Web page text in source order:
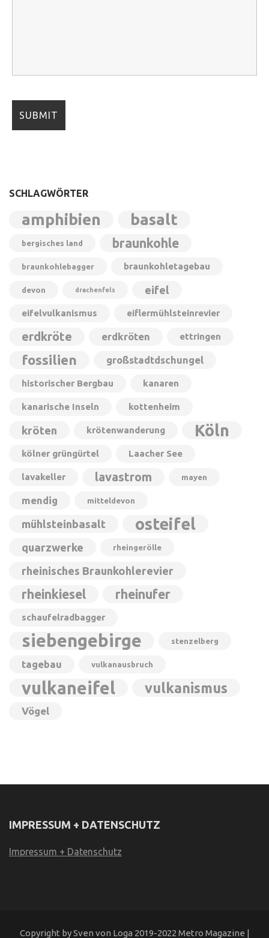
SCHLAGWÖRTER
amphibien basalt
bergisches land braunkohle
braunkohlebagger braunkohletagebau
devon drachenfels eifel
eifelvulkanismus eiflermühlsteinrevier
erdkröte erdkröten ettringen
fossilien großstadtdschungel
historischer Bergbau kanaren
kanarische Inseln kottenheim
kröten krötenwanderung Köln
kölner grüngürtel Laacher See
lavakeller lavastrom mayen
mendig mitteldevon
mühlsteinbasalt osteifel
quarzwerke rheingerölle
rheinisches Braunkohlerevier
rheinkiesel rheinufer
schaufelradbagger
siebengebirge stenzelberg
tagebau vulkanausbruch
vulkaneifel vulkanismus
Vögel
IMPRESSUM + DATENSCHUTZ
Impressum + Datenschutz
Copyright by Sven von Loga 2019-2022 Metro Magazine |